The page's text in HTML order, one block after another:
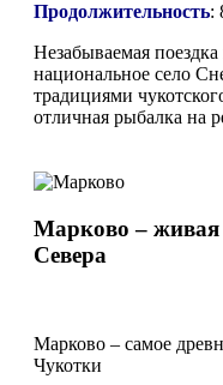
Продолжительность:
Незабываемая
национальное село
традициями
отличная рыбалка на
Марково – живая
Севера
Марково – самое
Чукотки